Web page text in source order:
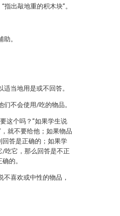
出敲地重的积木块”。
。
当地用是或不回答。
不会使用/吃的物品。
这个吗？”如果学生说
就不要给他；如果物品
回答是正确的；如果学
/吃它，那么回答是不正
的。
喜欢或中性的物品，